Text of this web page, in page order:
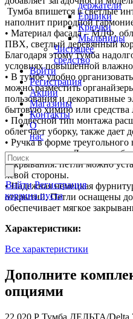
держатели
Ершики
Крючки
Мыльницы
Чистящее
средство
Войти
Регистрация
Акции
Магазины
Контакты
О
нас
Войти Регистрация
корзина пуста
Тумба впишется в светлые
наполнит природной
• Материал фасада – МДФ,
ПВХ, светлый деревянный
Благодаря этому тумба
условиях повышенной
• В тумбе удобно
можно разместить
пользования и декоративные
бытовую химию или средства
• Подвесной тип монтажа
облегчает уборку, также дает
• Ручка в форме
использовании. Дверца
открывания: петли можно
левой стороны.
• Надежная немецкая
открытий. Петли оснащены
обеспечивает мягкое
Характеристики:
Все характеристики
Дополните
опциями
22 020 Р Тумба ДЕЛЬТА/Delta